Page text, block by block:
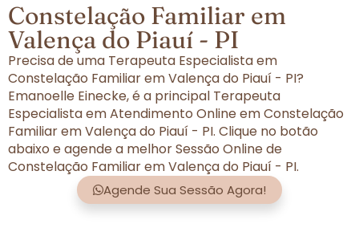
Constelação Familiar em
Valença do Piauí - PI
Precisa de uma Terapeuta Especialista em
Constelação Familiar em Valença do Piauí - PI?
Emanoelle Einecke, é a principal Terapeuta
Especialista em Atendimento Online em Constelação
Familiar em Valença do Piauí - PI. Clique no botão
abaixo e agende a melhor Sessão Online de
Constelação Familiar em Valença do Piauí - PI.
Agende Sua Sessão Agora!